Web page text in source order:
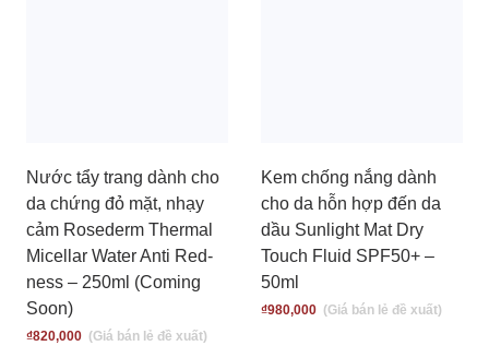
Nước tẩy trang dành cho
da chứng đỏ mặt, nhạy
cảm Rosederm Thermal
Micellar Water Anti Red-
ness – 250ml (Coming
Soon)
₫820,000
Kem chống nắng dành
cho da hỗn hợp đến da
dầu Sunlight Mat Dry
Touch Fluid SPF50+ –
50ml
₫980,000